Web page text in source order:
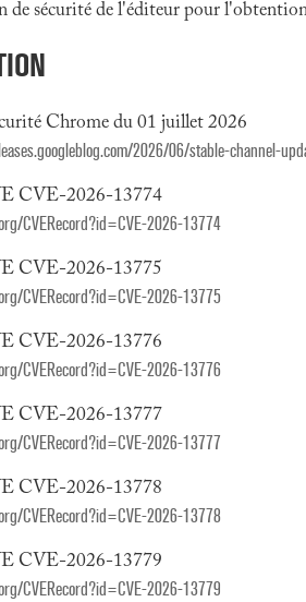
de sécurité de l'éditeur pour
Chrome du 01 juillet 2026
2026/06/stable-channel-
CVE-2026-13774
CVERecord?id=CVE-2026-13774
CVE-2026-13775
CVERecord?id=CVE-2026-13775
CVE-2026-13776
CVERecord?id=CVE-2026-13776
CVE-2026-13777
CVERecord?id=CVE-2026-13777
CVE-2026-13778
CVERecord?id=CVE-2026-13778
CVE-2026-13779
CVERecord?id=CVE-2026-13779